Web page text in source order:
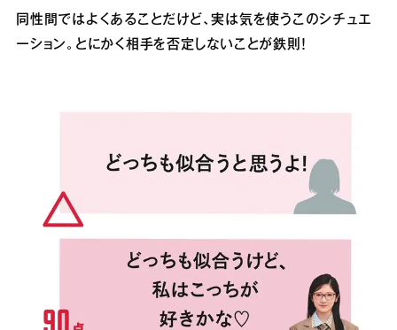
同性間ではよくあることだけど、実は気を使うこのシチュエ
ーション。とにかく相手を否定しないことが鉄則！